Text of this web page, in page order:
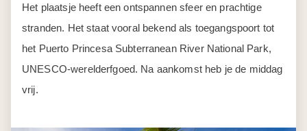
Het plaatsje heeft een ontspannen sfeer en prachtige
stranden. Het staat vooral bekend als toegangspoort tot
het Puerto Princesa Subterranean River National Park,
UNESCO-werelderfgoed. Na aankomst heb je de middag
vrij.